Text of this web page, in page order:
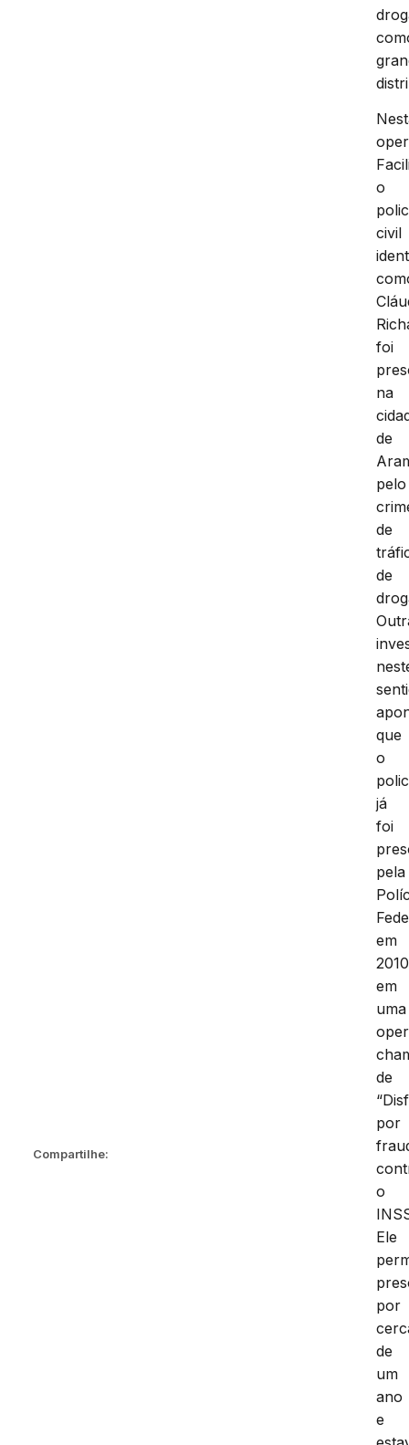
Compartilhe:
o
civil
foi
na
de
pelo
de
de
que
o
já
foi
pela
em
em
uma
de
por
o
Ele
por
de
um
ano
e